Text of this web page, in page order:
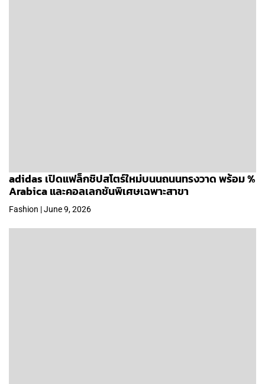
adidas เปิดแฟล็กชิปสโตร์ใหม่บนนถนนทรงวาด พร้อม %
Arabica และคอลเลกชันพิเศษเฉพาะสาขา
Fashion | June 9, 2026